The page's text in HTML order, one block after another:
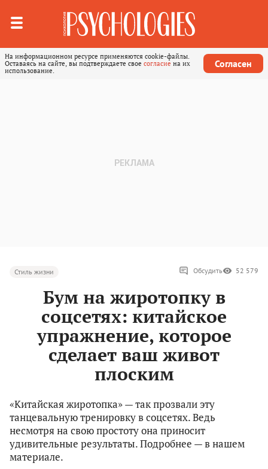
На информационном ресурсе применяются cookie-файлы.
Оставаясь на сайте, вы подтверждаете свое согласие на их
использование.
Согласен
Стиль жизни Обсудить 52 579
Бум на жиротопку в
соцсетях: китайское
упражнение, которое
сделает ваш живот
плоским
«Китайская жиротопка» — так прозвали эту
танцевальную тренировку в соцсетях. Ведь
несмотря на свою простоту она приносит
удивительные результаты. Подробнее — в нашем
материале.